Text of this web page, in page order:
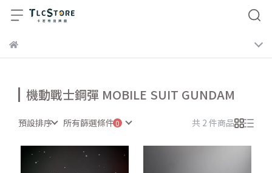
機動戰士鋼彈 MOBILE SUIT GUNDAM
預設排序 所有篩選條件 共 2 件商品